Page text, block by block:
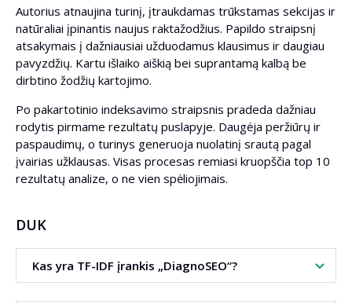
Autorius atnaujina turinį, įtraukdamas trūkstamas sekcijas ir
natūraliai įpinantis naujus raktažodžius. Papildo straipsnį
atsakymais į dažniausiai užduodamus klausimus ir daugiau
pavyzdžių. Kartu išlaiko aiškią bei suprantamą kalbą be
dirbtino žodžių kartojimo.
Po pakartotinio indeksavimo straipsnis pradeda dažniau
rodytis pirmame rezultatų puslapyje. Daugėja peržiūrų ir
paspaudimų, o turinys generuoja nuolatinį srautą pagal
įvairias užklausas. Visas procesas remiasi kruopščia top 10
rezultatų analize, o ne vien spėliojimais.
DUK
Kas yra TF-IDF įrankis „DiagnoSEO“?